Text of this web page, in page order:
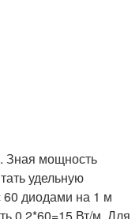
Зная мощность
удельную
диодами на 1 м